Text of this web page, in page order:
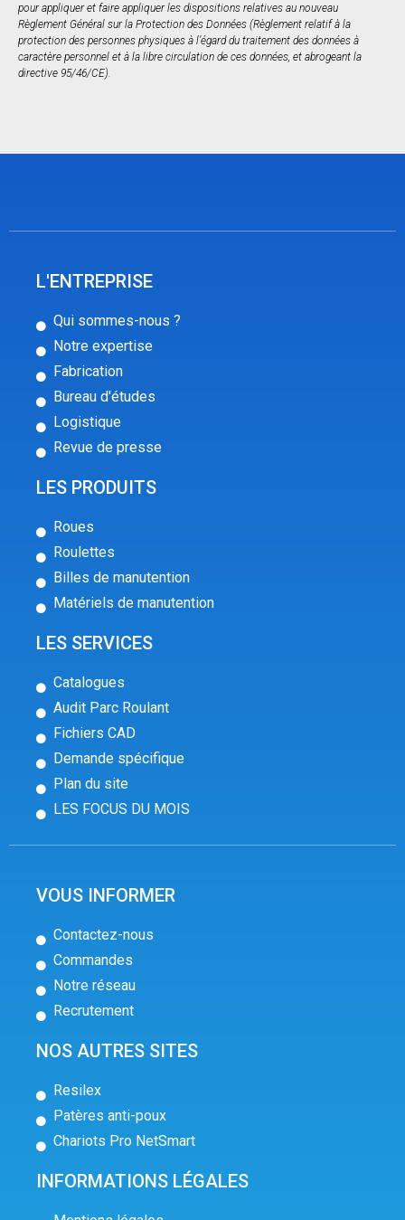
pour appliquer et faire appliquer les dispositions relatives au nouveau
Règlement Général sur la Protection des Données (Règlement relatif à la
protection des personnes physiques à l’égard du traitement des données à
caractère personnel et à la libre circulation de ces données, et abrogeant la
directive 95/46/CE).
L'ENTREPRISE
Qui sommes-nous ?
Notre expertise
Fabrication
Bureau d'études
Logistique
Revue de presse
LES PRODUITS
Roues
Roulettes
Billes de manutention
Matériels de manutention
LES SERVICES
Catalogues
Audit Parc Roulant
Fichiers CAD
Demande spécifique
Plan du site
LES FOCUS DU MOIS
VOUS INFORMER
Contactez-nous
Commandes
Notre réseau
Recrutement
NOS AUTRES SITES
Resilex
Patères anti-poux
Chariots Pro NetSmart
INFORMATIONS LÉGALES